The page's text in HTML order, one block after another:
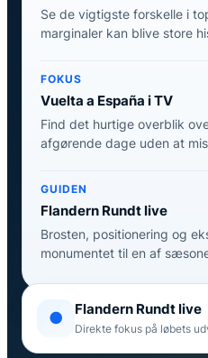
Se de vigtigste forskelle i
marginaler kan blive store
FOKUS
Vuelta a España i TV
Find det hurtige overblik
afgørende dage uden at
GUIDEN
Flandern Rundt live
Brosten, positionering og
monumentet til en af
● Flandern Rundt live
Direkte fokus på løbets